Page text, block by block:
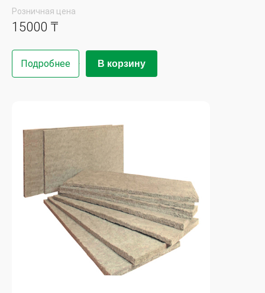
Розничная цена
15000 ₸
Подробнее В корзину